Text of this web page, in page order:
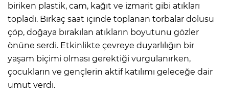
biriken plastik, cam, kağıt ve izmarit gibi atıkları
topladı. Birkaç saat içinde toplanan torbalar dolusu
çöp, doğaya bırakılan atıkların boyutunu gözler
önüne serdi. Etkinlikte çevreye duyarlılığın bir
yaşam biçimi olması gerektiği vurgulanırken,
çocukların ve gençlerin aktif katılımı geleceğe dair
umut verdi.